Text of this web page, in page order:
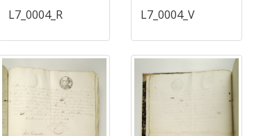
L7_0004_R L7_0004_V